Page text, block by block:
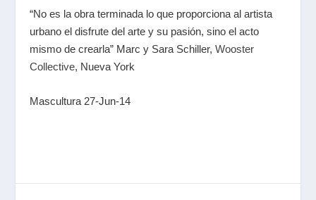
“No es la obra terminada lo que proporciona al artista
urbano el disfrute del arte y su pasión, sino el acto
mismo de crearla” Marc y Sara Schiller,Wooster
Collective, Nueva York
Mascultura 27-Jun-14